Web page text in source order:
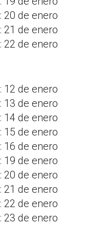
20 de enero
21 de enero
22 de enero
12 de enero
13 de enero
14 de enero
15 de enero
16 de enero
19 de enero
20 de enero
21 de enero
22 de enero
23 de enero